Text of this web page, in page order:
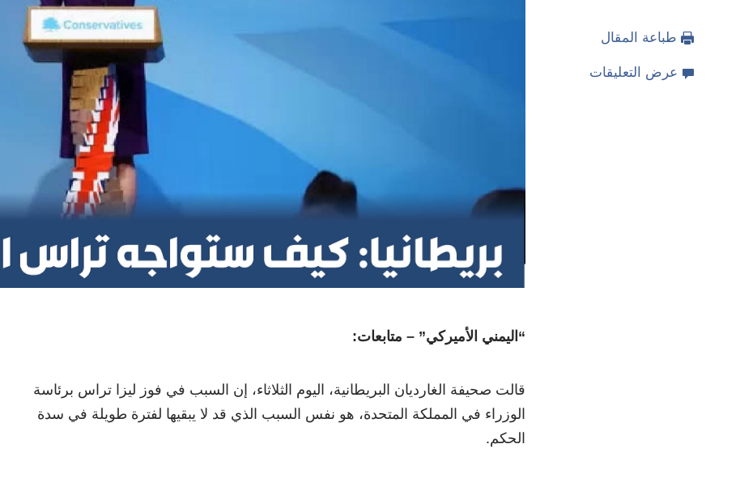
طباعة المقال
عرض التعليقات
“اليمني الأميركي” – متابعات:
قالت صحيفة الغارديان البريطانية، اليوم الثلاثاء، إن السبب في فوز ليزا تراس برئاسة
الوزراء في المملكة المتحدة، هو نفس السبب الذي قد لا يبقيها لفترة طويلة في سدة
الحكم.